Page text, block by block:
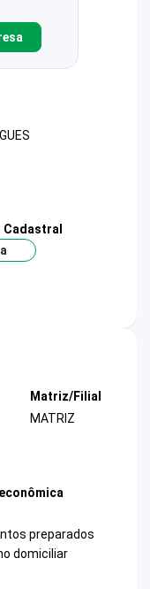
Matriz/Filial
MATRIZ
preparados
domiciliar